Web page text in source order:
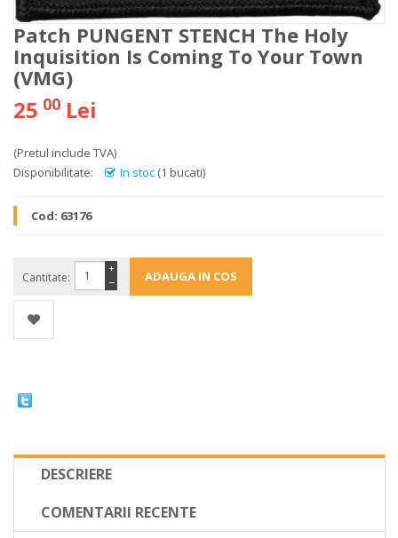
Patch PUNGENT STENCH The Holy
Inquisition Is Coming To Your Town
(VMG)
25 00 Lei
(Pretul include TVA)
Disponibilitate:
In stoc (1 bucati)
Cod: 63176
Cantitate: −
+
DESCRIERE
COMENTARII RECENTE